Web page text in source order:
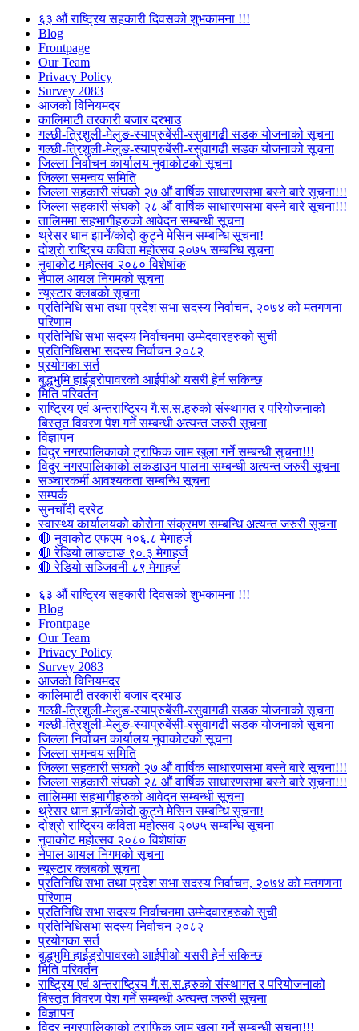
६३ औं राष्ट्रिय सहकारी दिवसको शुभकामना !!!
Blog
Frontpage
Our Team
Privacy Policy
Survey 2083
आजकाे विनियमदर
कालिमाटी तरकारी बजार दरभाउ
गल्छी-त्रिशुली-मेलुङ-स्याप्रुबेंसी-रसुवागढी सडक योजनाको सूचना
गल्छी-त्रिशुली-मेलुङ-स्याप्रुबेंसी-रसुवागढी सडक योजनाको सूचना
जिल्ला निर्वाचन कार्यालय नुवाकोटको सूचना
जिल्ला समन्वय समिति
जिल्ला सहकारी संघको २७ औं वार्षिक साधारणसभा बस्ने बारे सूचना!!!
जिल्ला सहकारी संघको २८ औं वार्षिक साधारणसभा बस्ने बारे सूचना!!!
तालिममा सहभागीहरुको आवेदन सम्बन्धी सूचना
थ्रेसर धान झार्ने/काेदाे कुट्ने मेसिन सम्बन्धि सूचना!
दोश्रो राष्ट्रिय कविता महोत्सव २०७५ सम्बन्धि सूचना
नुवाकोट महोत्सव २०८० विशेषांक
नेपाल आयल निगमको सूचना
न्यूस्टार क्लबको सूचना
प्रतिनिधि सभा तथा प्रदेश सभा सदस्य निर्वाचन, २०७४ को मतगणना
परिणाम
प्रतिनिधि सभा सदस्य निर्वाचनमा उम्मेदवारहरुको सुची
प्रतिनिधिसभा सदस्य निर्वाचन २०८२
प्रयोगका सर्त
बुद्धभुमि हाईड्रोपावरको आईपीओ यसरी हेर्न सकिन्छ
मिति परिवर्तन
राष्ट्रिय एवं अन्तराष्ट्रिय गै.स.स.हरुको संस्थागत र परियोजनाको
बिस्तृत विवरण पेश गर्ने सम्बन्धी अत्यन्त जरुरी सूचना
विज्ञापन
विदुर नगरपालिकाको ट्राफिक जाम खुला गर्ने सम्बन्धी सुचना!!!
विदुर नगरपालिकाको लकडाउन पालना सम्बन्धी अत्यन्त जरुरी सूचना
सञ्चारकर्मी आवश्यकता सम्बन्धि सूचना
सम्पर्क
सुनचाँदी दररेट
स्वास्थ्य कार्यालयको कोरोना संक्रमण सम्बन्धि अत्यन्त जरुरी सूचना
🔴 नुवाकोट एफएम १०६.८ मेगाहर्ज
🔴 रेडियो लाङटाङ ९०.३ मेगाहर्ज
🔴 रेडियो सञ्जिवनी ८९ मेगाहर्ज
६३ औं राष्ट्रिय सहकारी दिवसको शुभकामना !!!
Blog
Frontpage
Our Team
Privacy Policy
Survey 2083
आजकाे विनियमदर
कालिमाटी तरकारी बजार दरभाउ
गल्छी-त्रिशुली-मेलुङ-स्याप्रुबेंसी-रसुवागढी सडक योजनाको सूचना
गल्छी-त्रिशुली-मेलुङ-स्याप्रुबेंसी-रसुवागढी सडक योजनाको सूचना
जिल्ला निर्वाचन कार्यालय नुवाकोटको सूचना
जिल्ला समन्वय समिति
जिल्ला सहकारी संघको २७ औं वार्षिक साधारणसभा बस्ने बारे सूचना!!!
जिल्ला सहकारी संघको २८ औं वार्षिक साधारणसभा बस्ने बारे सूचना!!!
तालिममा सहभागीहरुको आवेदन सम्बन्धी सूचना
थ्रेसर धान झार्ने/काेदाे कुट्ने मेसिन सम्बन्धि सूचना!
दोश्रो राष्ट्रिय कविता महोत्सव २०७५ सम्बन्धि सूचना
नुवाकोट महोत्सव २०८० विशेषांक
नेपाल आयल निगमको सूचना
न्यूस्टार क्लबको सूचना
प्रतिनिधि सभा तथा प्रदेश सभा सदस्य निर्वाचन, २०७४ को मतगणना
परिणाम
प्रतिनिधि सभा सदस्य निर्वाचनमा उम्मेदवारहरुको सुची
प्रतिनिधिसभा सदस्य निर्वाचन २०८२
प्रयोगका सर्त
बुद्धभुमि हाईड्रोपावरको आईपीओ यसरी हेर्न सकिन्छ
मिति परिवर्तन
राष्ट्रिय एवं अन्तराष्ट्रिय गै.स.स.हरुको संस्थागत र परियोजनाको
बिस्तृत विवरण पेश गर्ने सम्बन्धी अत्यन्त जरुरी सूचना
विज्ञापन
विदुर नगरपालिकाको ट्राफिक जाम खुला गर्ने सम्बन्धी सुचना!!!